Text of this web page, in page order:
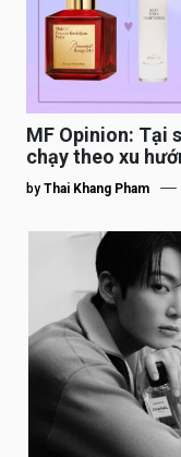
MF Opinion: Tại
chạy theo xu
by Thai Khang Pham